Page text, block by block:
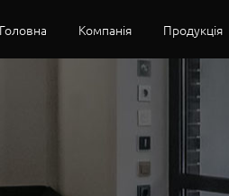
Головна Компанія Продукція